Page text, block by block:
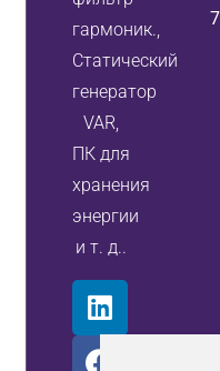
гармоник.,
Статический
генератор
VAR,
ПК для
хранения
энергии
и т. д..